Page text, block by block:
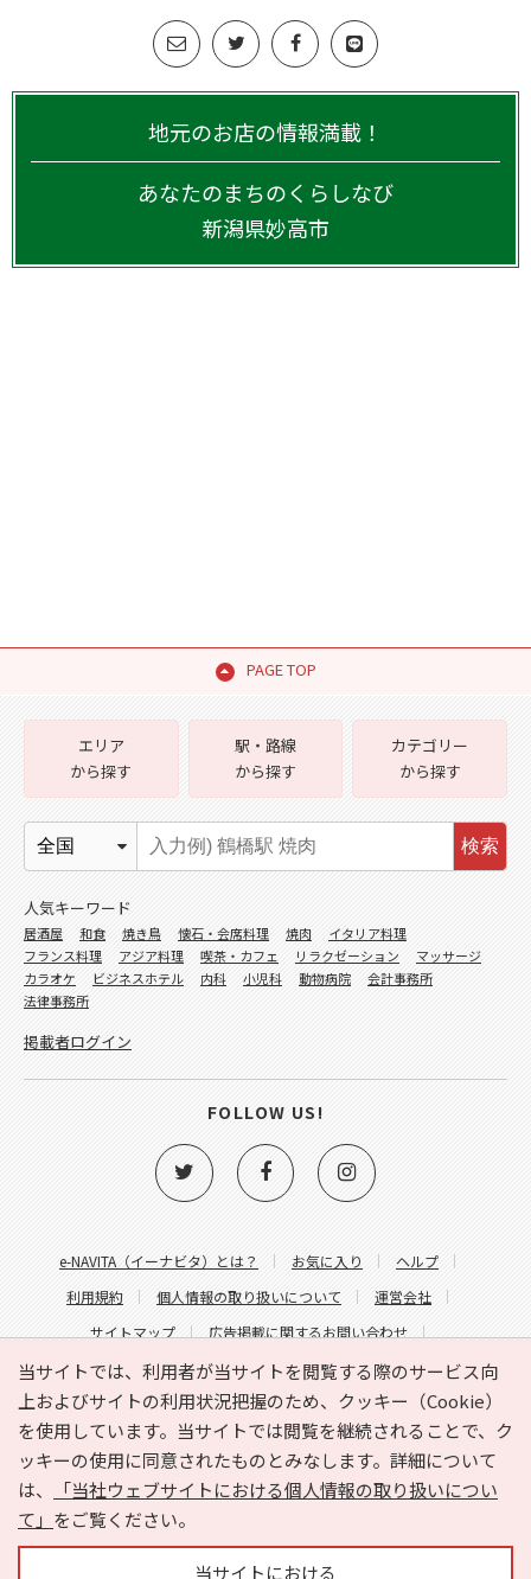
地元のお店の情報満載！
あなたのまちのくらしなび
新潟県妙高市
PAGE TOP
当サイトでは、利用者が当サイトを閲覧する際のサービス向
上およびサイトの利用状況把握のため、クッキー（Cookie）
を使用しています。当サイトでは閲覧を継続されることで、ク
ッキーの使用に同意されたものとみなします。詳細について
は、
「当社ウェブサイトにおける個人情報の取り扱いについ
て」 をご覧ください。
当サイトにおける
e-NAVITA（イーナビタ）とは？ お気に入り
ヘルプ
利用規約
個人情報の取り扱いについて
運営会社
サイトマップ
広告掲載に関するお問い合わせ
サイトの内容に関するお問い合わせ
エリア
から探す
駅・路線
から探す
カテゴリー
から探す
検索
人気キーワード
居酒屋 和食 焼き鳥 懐石・会席料理 焼肉
イタリア料理
フランス料理
アジア料理 喫茶・カフェ リラクゼーション
マッサージ
カラオケ
ビジネスホテル 内科 小児科 動物病院
会計事務所
法律事務所
掲載者ログイン
FOLLOW US!
Copyright © HYOJITO.Co.,Ltd. All Rights Reserved.